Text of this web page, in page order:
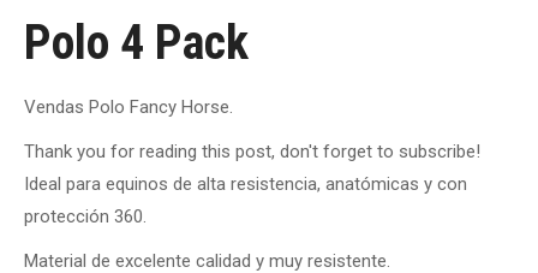
Polo 4 Pack
Vendas Polo Fancy Horse.
Thank you for reading this post, don't forget to subscribe!
Ideal para equinos de alta resistencia, anatómicas y con
protección 360.
Material de excelente calidad y muy resistente.